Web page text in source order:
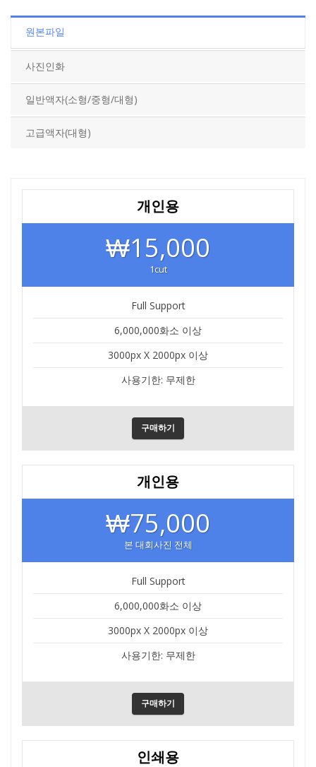
원본파일
사진인화
일반액자(소형/중형/대형)
고급액자(대형)
개인용
₩15,000
1cut
Full Support
6,000,000화소 이상
3000px X 2000px 이상
사용기한: 무제한
구매하기
개인용
₩75,000
본 대회사진 전체
Full Support
6,000,000화소 이상
3000px X 2000px 이상
사용기한: 무제한
구매하기
인쇄용